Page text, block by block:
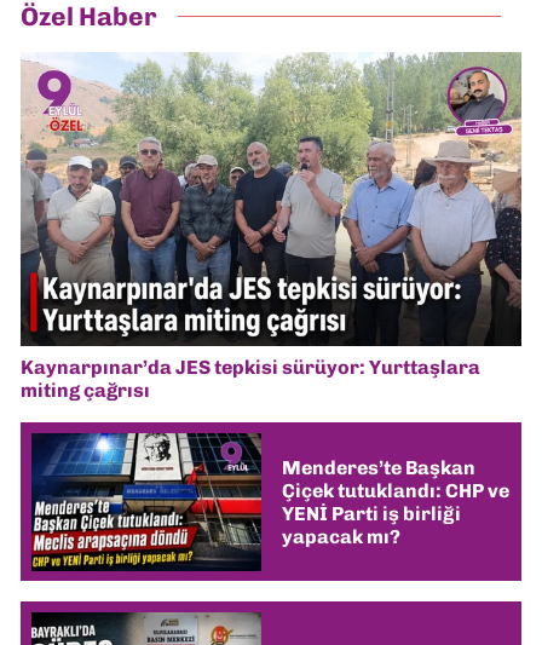
Özel Haber
Kaynarpınar’da JES tepkisi sürüyor: Yurttaşlara
miting çağrısı
Menderes’te Başkan
Çiçek tutuklandı: CHP ve
YENİ Parti iş birliği
yapacak mı?